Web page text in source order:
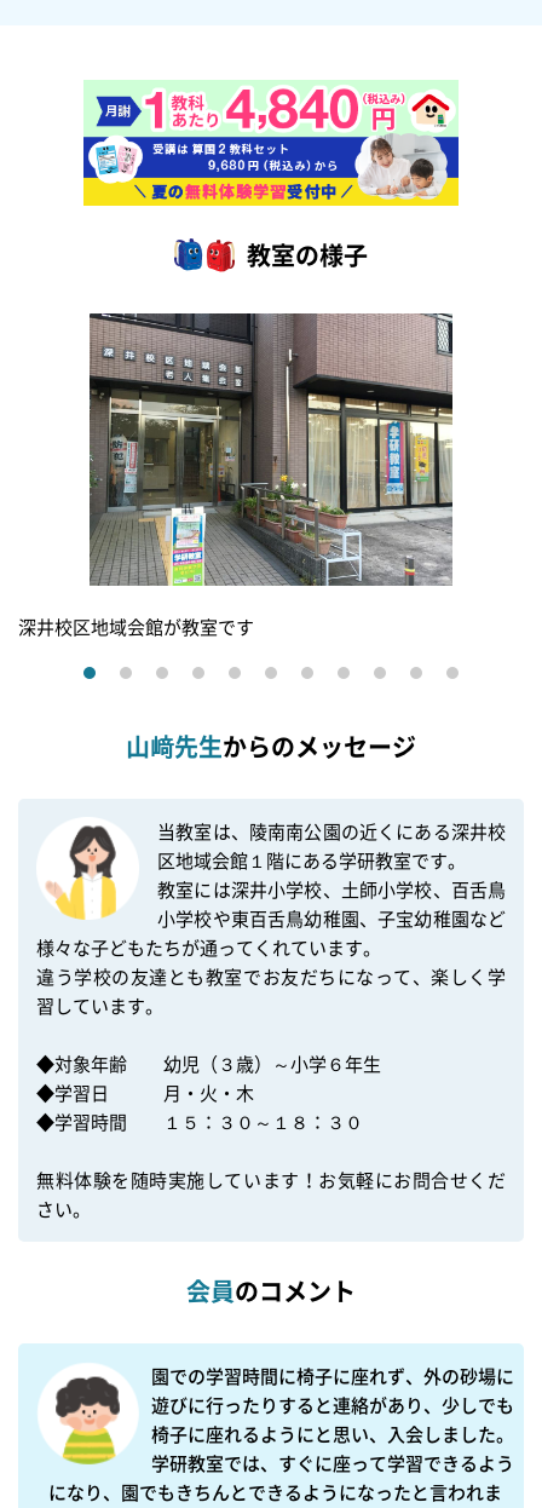
教室の様子
深井校区地域会館が教室です
山﨑先生からのメッセージ
当教室は、陵南南公園の近くにある深井校
区地域会館１階にある学研教室です。
教室には深井小学校、土師小学校、百舌鳥
小学校や東百舌鳥幼稚園、子宝幼稚園など
様々な子どもたちが通ってくれています。
違う学校の友達とも教室でお友だちになって、楽しく学
習しています。
◆対象年齢　　幼児（３歳）～小学６年生
◆学習日　　　月・火・木
◆学習時間　　１５：３０～１８：３０
無料体験を随時実施しています！お気軽にお問合せくだ
さい。
会員のコメント
園での学習時間に椅子に座れず、外の砂場に
遊びに行ったりすると連絡があり、少しでも
椅子に座れるようにと思い、入会しました。
学研教室では、すぐに座って学習できるよう
になり、園でもきちんとできるようになったと言われま